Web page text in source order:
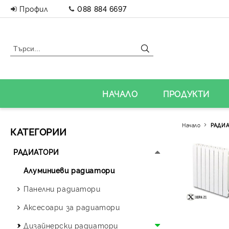
Профил 088 884 6697
НАЧАЛО ПРОДУКТИ
КАТЕГОРИИ
РАДИАТОРИ
Алуминиеви радиатори
Панелни радиатори
Аксесоари за радиатори
Дизайнерски радиатори
Начало